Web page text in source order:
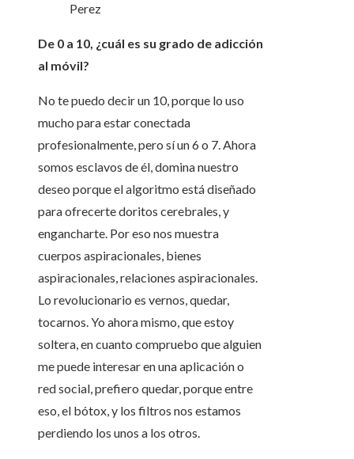
Perez
De 0 a 10, ¿cuál es su grado de adicción
al móvil?
No te puedo decir un 10, porque lo uso
mucho para estar conectada
profesionalmente, pero sí un 6 o 7. Ahora
somos esclavos de él, domina nuestro
deseo porque el algoritmo está diseñado
para ofrecerte doritos cerebrales, y
engancharte. Por eso nos muestra
cuerpos aspiracionales, bienes
aspiracionales, relaciones aspiracionales.
Lo revolucionario es vernos, quedar,
tocarnos. Yo ahora mismo, que estoy
soltera, en cuanto compruebo que alguien
me puede interesar en una aplicación o
red social, prefiero quedar, porque entre
eso, el bótox, y los filtros nos estamos
perdiendo los unos a los otros.